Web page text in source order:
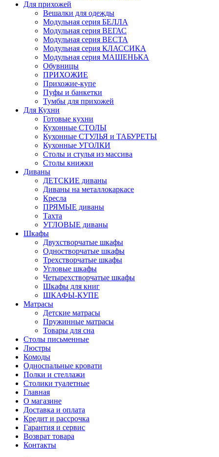
Для прихожей
Вешалки для одежды
Модульная серия БЕЛЛА
Модульная серия ВЕГАС
Модульная серия ВЕСТА
Модульная серия КЛАССИКА
Модульная серия МАШЕНЬКА
Обувницы
ПРИХОЖИЕ
Прихожие-купе
Пуфы и банкетки
Тумбы для прихожей
Для Кухни
Готовые кухни
Кухонные СТОЛЫ
Кухонные СТУЛЬЯ и ТАБУРЕТЫ
Кухонные УГОЛКИ
Столы и стулья из массива
Столы книжки
Диваны
ДЕТСКИЕ диваны
Диваны на металлокаркасе
Кресла
ПРЯМЫЕ диваны
Тахта
УГЛОВЫЕ диваны
Шкафы
Двухстворчатые шкафы
Одностворчатые шкафы
Трехстворчатые шкафы
Угловые шкафы
Четырехстворчатые шкафы
Шкафы для книг
ШКАФЫ-КУПЕ
Матрасы
Детские матрасы
Пружинные матрасы
Товары для сна
Столы письменные
Люстры
Комоды
Односпальные кровати
Полки и стеллажи
Столики туалетные
Главная
О магазине
Доставка и оплата
Кредит и рассрочка
Гарантия и сервис
Возврат товара
Контакты